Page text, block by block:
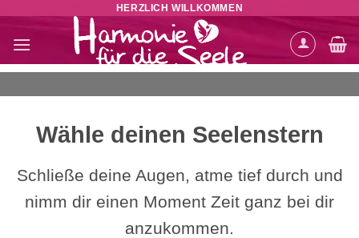
springen
HERZLICH WILLKOMMEN
Wähle deinen Seelenstern
Schließe deine Augen, atme tief durch und
nimm dir einen Moment Zeit ganz bei dir
anzukommen.